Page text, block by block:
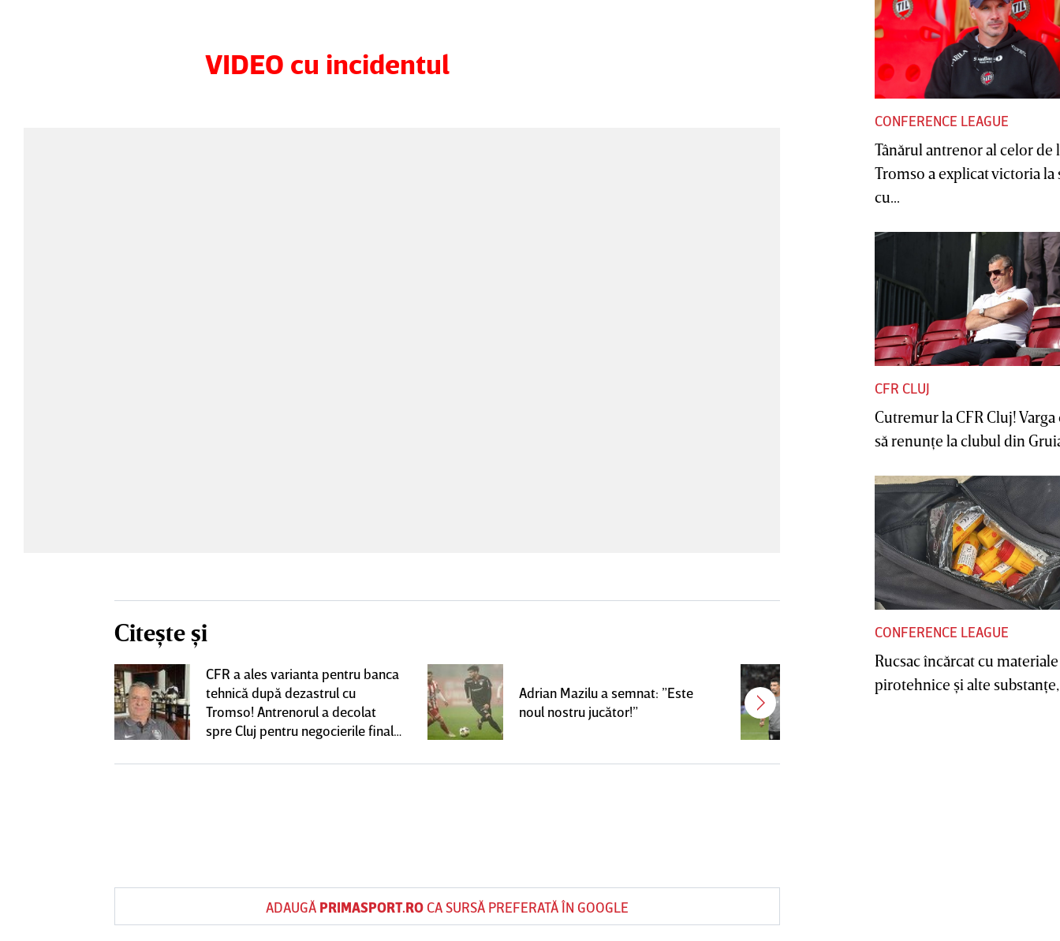
VIDEO cu incidentul
Citește și
CFR a ales varianta pentru banca
tehnică după dezastrul cu
Tromso! Antrenorul a decolat
spre Cluj pentru negocierile finale
Adrian Mazilu a semnat: ”Este
noul nostru jucător!”
Antonio Folha a fost demis de la
ADAUGĂ PRIMASPORT.ROCA SURSĂ PREFERATĂ ÎN GOOGLE
CONFERENCE LEAGUE
Tânărul antrenor al celor de
Tromso a explicat victoria la
cu...
CFR CLUJ
Cutremur la CFR Cluj! Varga
să renunţe la clubul din
CONFERENCE LEAGUE
Rucsac încărcat cu materiale
pirotehnice şi alte substanţe,